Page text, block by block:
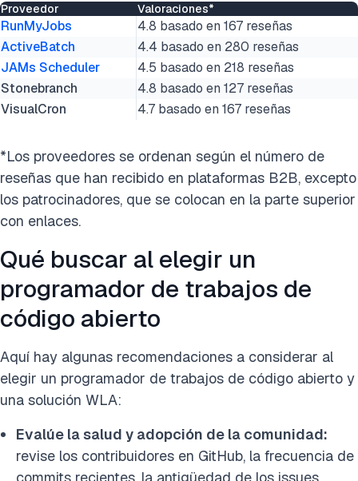
Proveedor Valoraciones*
RunMyJobs
4.8 basado en 167 reseñas
ActiveBatch
4.4 basado en 280 reseñas
JAMs Scheduler
4.5 basado en 218 reseñas
Stonebranch
4.8 basado en 127 reseñas
VisualCron
4.7 basado en 167 reseñas
*Los proveedores se ordenan según el número de
reseñas que han recibido en plataformas B2B, excepto
los patrocinadores, que se colocan en la parte superior
con enlaces.
Qué buscar al elegir un
programador de trabajos de
código abierto
Aquí hay algunas recomendaciones a considerar al
elegir un programador de trabajos de código abierto y
una solución WLA:
Evalúe la salud y adopción de la comunidad:
revise los contribuidores en GitHub, la frecuencia de
commits recientes, la antigüedad de los issues